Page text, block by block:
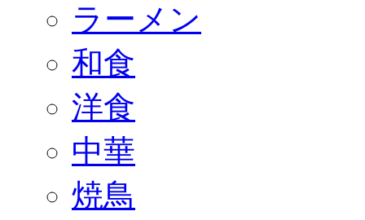
ラーメン
和食
洋食
中華
焼鳥